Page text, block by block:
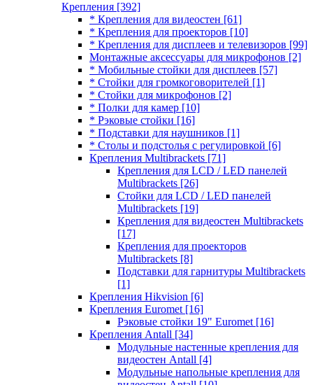
Крепления [392]
* Крепления для видеостен [61]
* Крепления для проекторов [10]
* Крепления для дисплеев и телевизоров [99]
Монтажные аксессуары для микрофонов [2]
* Мобильные стойки для дисплеев [57]
* Стойки для громкоговорителей [1]
* Стойки для микрофонов [2]
* Полки для камер [10]
* Рэковые стойки [16]
* Подставки для наушников [1]
* Столы и подстолья с регулировкой [6]
Крепления Multibrackets [71]
Крепления для LCD / LED панелей
Multibrackets [26]
Стойки для LCD / LED панелей
Multibrackets [19]
Крепления для видеостен Multibrackets
[17]
Крепления для проекторов
Multibrackets [8]
Подставки для гарнитуры Multibrackets
[1]
Крепления Hikvision [6]
Крепления Euromet [16]
Рэковые стойки 19" Euromet [16]
Крепления Antall [34]
Модульные настенные крепления для
видеостен Antall [4]
Модульные напольные крепления для